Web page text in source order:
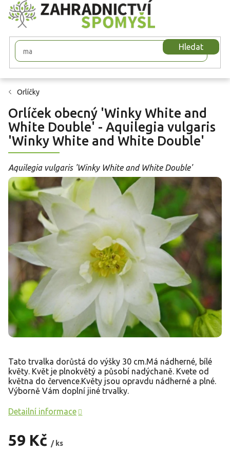
Přejít
na
obsah
Hledat
Orlíčky
Orlíček obecný 'Winky White and
White Double' - Aquilegia vulgaris
'Winky White and White Double'
Aquilegia vulgaris 'Winky White and White Double'
59 Kč / ks
Tato trvalka dorůstá do výšky 30 cm.Má nádherné, bílé
květy. Květ je plnokvětý a působí nadýchaně. Kvete od
května do července.Květy jsou opravdu nádherné a plné.
Výborně Vám doplní jiné trvalky.
Detailní informace